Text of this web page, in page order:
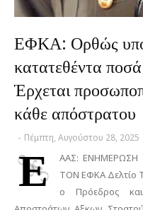
ΕΦΚΑ: Ορθώς
κατατεθέντα
Έρχεται
κάθε απόστρατου
- Πέμπτη, Αυγούστου 28, 2025
Ε
ΑΑΣ:
ΤΟΝ ΕΦΚΑ Δελτίο
ο Πρόεδρος